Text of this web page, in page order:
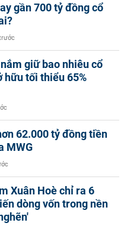
gần 700 tỷ đồng cổ
giữ bao nhiêu cổ
hữu tối thiểu 65%
62.000 tỷ đồng tiền
MWG
Xuân Hoè chỉ ra 6
dòng vốn trong nền